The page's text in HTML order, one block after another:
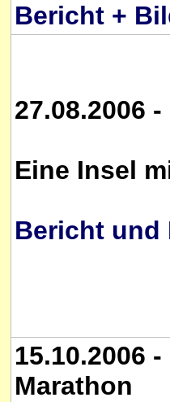
Bericht +
27.08.2006
Eine Insel
Bericht und
15.10.2006
Marathon